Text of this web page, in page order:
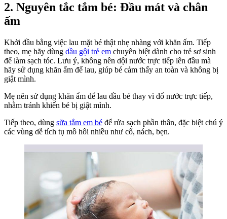
2. Nguyên tắc tắm bé: Đầu mát và chân
ấm
Khởi đầu bằng việc lau mặt bé thật nhẹ nhàng với khăn ấm. Tiếp
theo, mẹ hãy dùng dầu gội trẻ em chuyên biệt dành cho trẻ sơ sinh
để làm sạch tóc. Lưu ý, không nên dội nước trực tiếp lên đầu mà
hãy sử dụng khăn ẩm để lau, giúp bé cảm thấy an toàn và không bị
giật mình.
Mẹ nên sử dụng khăn ẩm để lau đầu bé thay vì đổ nước trực tiếp,
nhằm tránh khiến bé bị giật mình.
Tiếp theo, dùng sữa tắm em bé để rửa sạch phần thân, đặc biệt chú ý
các vùng dễ tích tụ mồ hôi nhiều như cổ, nách, bẹn.